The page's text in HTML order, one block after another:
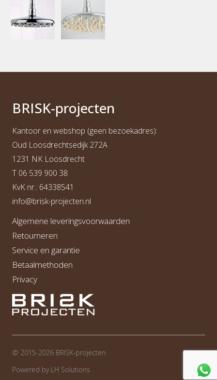
BRISK-projecten
Kantoor en webshop (geen bezoekadres):
Oud Loosdrechtsedijk 272A
1231 NK Loosdrecht
T 06 539 900 38
KvK nr.: 64338541
info@brisk-projecten.nl
Algemene leveringsvoorwaarden
Retourneren
Service en garantie
Betaalmethoden
Privacy
© 2015-2026 BRISK-projecten
Powered by LH Solutions